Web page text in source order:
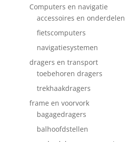
Computers en navigatie
accessoires en onderdelen
fietscomputers
navigatiesystemen
dragers en transport
toebehoren dragers
trekhaakdragers
frame en voorvork
bagagedragers
balhoofdstellen